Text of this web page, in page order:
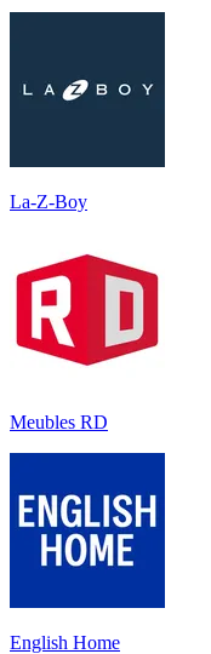
La-Z-Boy
Meubles RD
English Home